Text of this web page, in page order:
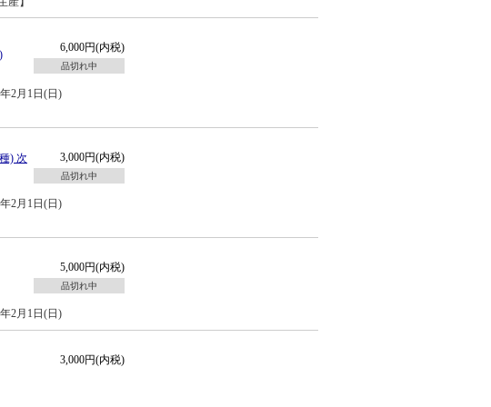
6,000円(内税)
品切れ中
2月1日(日)
) 次
3,000円(内税)
品切れ中
2月1日(日)
5,000円(内税)
品切れ中
2月1日(日)
3,000円(内税)